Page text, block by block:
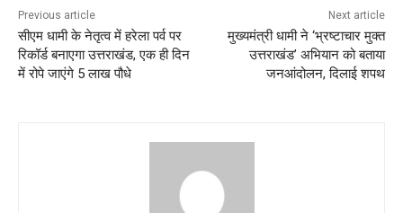
Previous article
सीएम धामी के नेतृत्व में हरेला पर्व पर
रिकॉर्ड बनाएगा उत्तराखंड, एक ही दिन
में रोपे जाएंगे 5 लाख पौधे
Next article
मुख्यमंत्री धामी ने ‘भ्रष्टाचार मुक्त
उत्तराखंड’ अभियान को बताया
जनआंदोलन, दिलाई शपथ